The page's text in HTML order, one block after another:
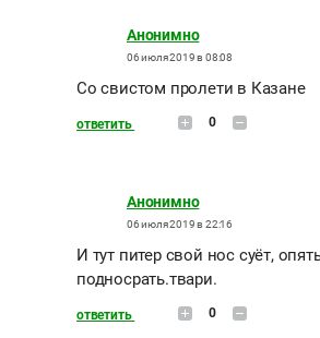
Анонимно
06 июля 2019 в 08:08
Со свистом пролети в Казане
ответить 0
Анонимно
06 июля 2019 в 22:16
И тут питер свой нос суёт,
подносрать.твари.
ответить 0